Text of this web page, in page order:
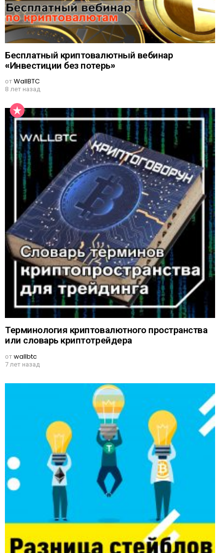
Бесплатный криптовалютный вебинар
«Инвестиции без потерь»
отWallBTC
8 лет назад
Терминология криптовалютного пространства
или словарь криптотрейдера
отwallbtc
7 лет назад